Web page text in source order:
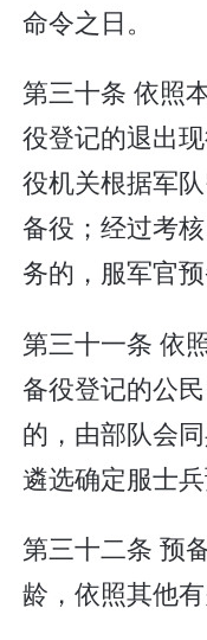
命令之日。
第三十条 依照
役登记的退出
役机关根据军
备役；经过考
务的，服军官预
第三十一条 依
备役登记的公
的，由部队会
遴选确定服士兵
第三十二条 预
龄，依照其他有